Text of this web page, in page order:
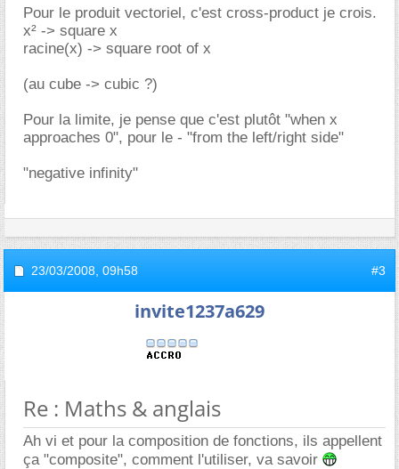
Pour le produit vectoriel, c'est cross-product je crois.
x² -> square x
racine(x) -> square root of x
(au cube -> cubic ?)
Pour la limite, je pense que c'est plutôt "when x
approaches 0", pour le - "from the left/right side"
"negative infinity"
23/03/2008, 09h58 #3
invite1237a629
Re : Maths & anglais
Ah vi et pour la composition de fonctions, ils appellent
ça "composite", comment l'utiliser, va savoir